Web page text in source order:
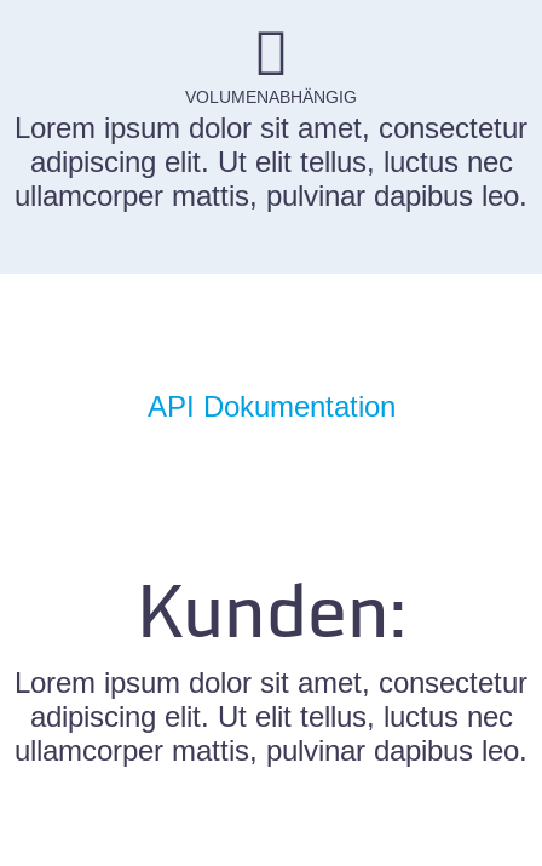
VOLUMENABHÄNGIG
Lorem ipsum dolor sit amet, consectetur
adipiscing elit. Ut elit tellus, luctus nec
ullamcorper mattis, pulvinar dapibus leo.
API Dokumentation
Kunden:
Lorem ipsum dolor sit amet, consectetur
adipiscing elit. Ut elit tellus, luctus nec
ullamcorper mattis, pulvinar dapibus leo.